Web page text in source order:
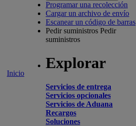
Inicio
Programar una recolección
Cargar un archivo de envío
Escanear un código de barras
Pedir suministros Pedir
suministros
Explorar
Servicios de entrega
Servicios opcionales
Servicios de Aduana
Recargos
Soluciones